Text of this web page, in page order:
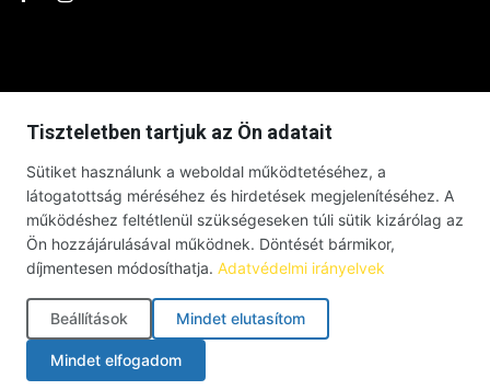
© Debrecenben Hallottam – Minden jog fenntartva – 2026 |
Impresszum
|Adatkezelési tájékoztató
Tiszteletben tartjuk az Ön adatait
Sütiket használunk a weboldal működtetéséhez, a
látogatottság méréséhez és hirdetések megjelenítéséhez. A
működéshez feltétlenül szükségeseken túli sütik kizárólag az
Ön hozzájárulásával működnek. Döntését bármikor,
díjmentesen módosíthatja. Adatvédelmi irányelvek
Beállítások Mindet elutasítom
Mindet elfogadom